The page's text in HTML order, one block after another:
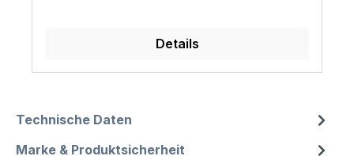
Details
Technische Daten
Marke & Produktsicherheit